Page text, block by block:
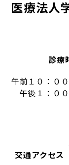
医療法人
診療
午前１０：０
午後１：０
交通アクセス